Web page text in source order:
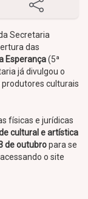
Secretaria
das
Esperança(5ª
já divulgou o
produtores culturais
físicas e jurídicas
cultural e artística
de outubropara se
o site